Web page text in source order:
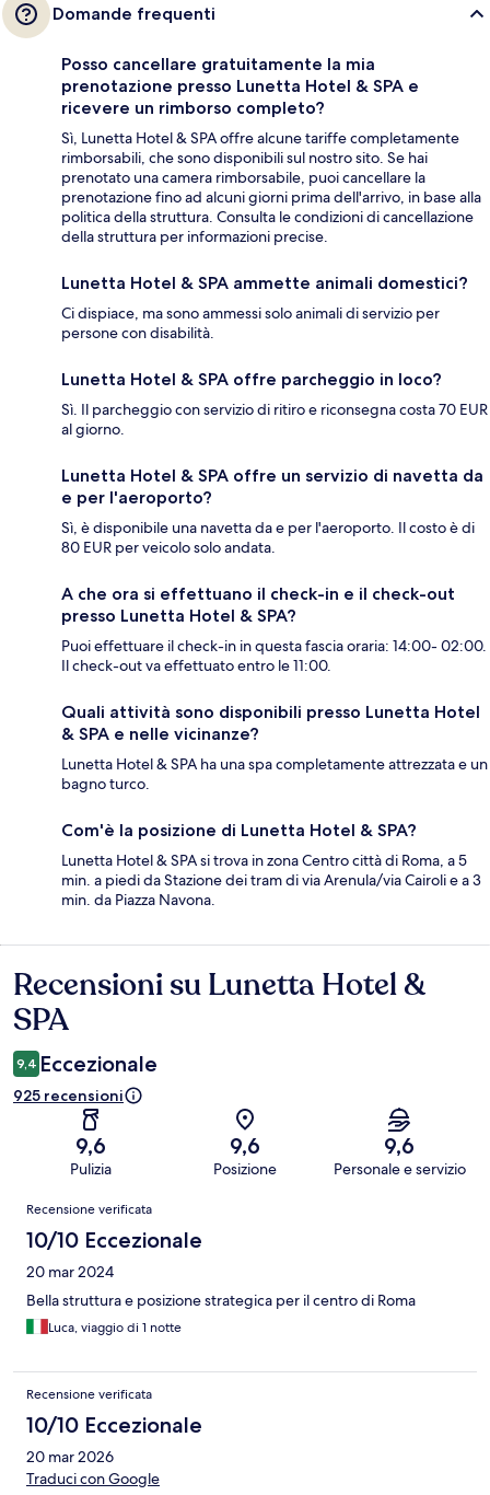
Domande frequenti
Posso cancellare gratuitamente la mia
prenotazione presso Lunetta Hotel & SPA e
ricevere un rimborso completo?
Sì, Lunetta Hotel & SPA offre alcune tariffe completamente
rimborsabili, che sono disponibili sul nostro sito. Se hai
prenotato una camera rimborsabile, puoi cancellare la
prenotazione fino ad alcuni giorni prima dell'arrivo, in base alla
politica della struttura. Consulta le condizioni di cancellazione
della struttura per informazioni precise.
Lunetta Hotel & SPA ammette animali domestici?
Ci dispiace, ma sono ammessi solo animali di servizio per
persone con disabilità.
Lunetta Hotel & SPA offre parcheggio in loco?
Sì. Il parcheggio con servizio di ritiro e riconsegna costa 70 EUR
al giorno.
Lunetta Hotel & SPA offre un servizio di navetta da
e per l'aeroporto?
Sì, è disponibile una navetta da e per l'aeroporto. Il costo è di
80 EUR per veicolo solo andata.
A che ora si effettuano il check-in e il check-out
presso Lunetta Hotel & SPA?
Puoi effettuare il check-in in questa fascia oraria: 14:00- 02:00.
Il check-out va effettuato entro le 11:00.
Quali attività sono disponibili presso Lunetta Hotel
& SPA e nelle vicinanze?
Lunetta Hotel & SPA ha una spa completamente attrezzata e un
bagno turco.
Com'è la posizione di Lunetta Hotel & SPA?
Lunetta Hotel & SPA si trova in zona Centro città di Roma, a 5
min. a piedi da Stazione dei tram di via Arenula/via Cairoli e a 3
min. da Piazza Navona.
Recensioni
Recensioni su Lunetta Hotel &
SPA
9,4 Eccezionale
925 recensioni
9,6
Pulizia
9,6
Posizione
9,6
Personale e servizio
Recensioni
Recensione verificata
10/10 Eccezionale
20 mar 2024
Bella struttura e posizione strategica per il centro di Roma
Luca, viaggio di 1 notte
Recensione verificata
10/10 Eccezionale
20 mar 2026
Traduci con Google